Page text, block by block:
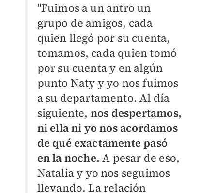
"Fuimos a un antro un
grupo de amigos, cada
quien llegó por su cuenta,
tomamos, cada quien tomó
por su cuenta y en algún
punto Naty y yo nos fuimos
a su departamento. Al día
siguiente, nos despertamos,
ni ella ni yo nos acordamos
de qué exactamente pasó
en la noche. A pesar de eso,
Natalia y yo nos seguimos
llevando. La relación